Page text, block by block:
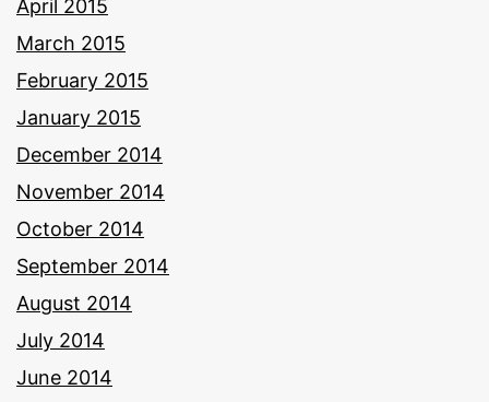
April 2015
March 2015
February 2015
January 2015
December 2014
November 2014
October 2014
September 2014
August 2014
July 2014
June 2014